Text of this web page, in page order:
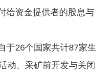
给资金提供者的股息与
26个国家共计87家生
动、采矿前开发与关闭